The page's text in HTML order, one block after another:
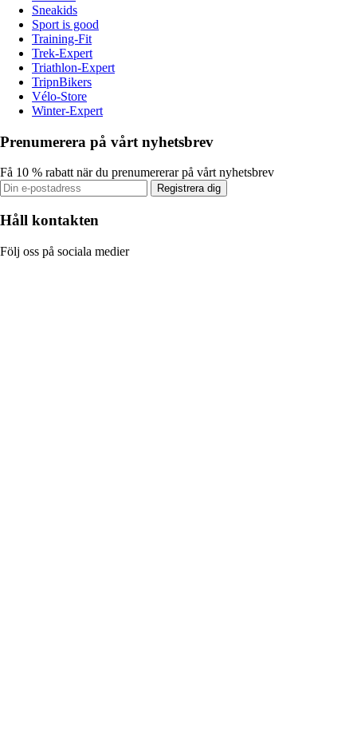
Sneakids
Sport is good
Training-Fit
Trek-Expert
Triathlon-Expert
TripnBikers
Vélo-Store
Winter-Expert
Prenumerera på vårt nyhetsbrev
Få 10 % rabatt när du prenumererar på vårt nyhetsbrev
Registrera dig
Håll kontakten
Följ oss på sociala medier